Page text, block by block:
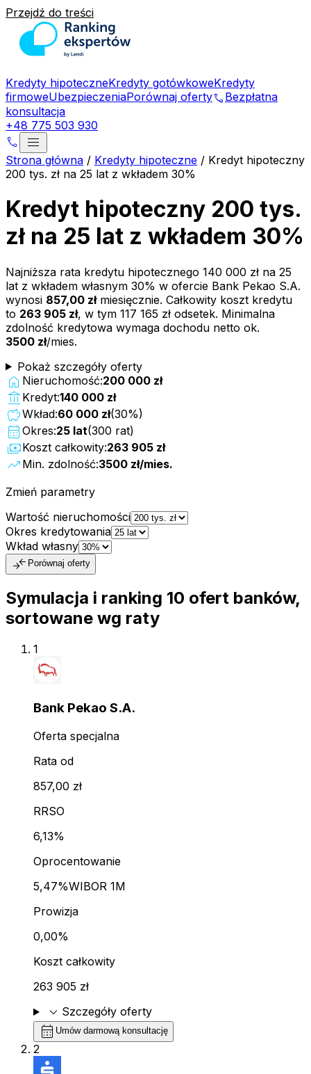
Przejdź do treści
Kredyty hipoteczneKredyty gotówkoweKredyty
firmoweUbezpieczeniaPorównaj ofertyphone Bezpłatna
konsultacja
+48 775 503 930
phone menu
Strona główna / Kredyty hipoteczne / Kredyt hipoteczny
200 tys. zł na 25 lat z wkładem 30%
Kredyt hipoteczny 200 tys.
zł na 25 lat z wkładem 30%
Najniższa rata kredytu hipotecznego 140 000 zł na 25
lat z wkładem własnym 30% w ofercie Bank Pekao S.A.
wynosi 857,00 złmiesięcznie. Całkowity koszt kredytu
to 263 905 zł, w tym 117 165 zł odsetek. Minimalna
zdolność kredytowa wymaga dochodu netto ok.
3500 zł/mies.
Pokaż szczegóły oferty
home Nieruchomość:200 000 zł
account_balance Kredyt:140 000 zł
savingsWkład:60 000 zł(30%)
calendar_month Okres:25 lat(300 rat)
paymentsKoszt całkowity:263 905 zł
trending_up Min. zdolność:3500 zł/mies.
Zmień parametry
Wartość nieruchomości
Okres kredytowania
Wkład własny
compare_arrows Porównaj oferty
Symulacja i ranking 10 ofert banków,
sortowane wg raty
1
Bank Pekao S.A.
Oferta specjalna
Rata od
857,00 zł
RRSO
6,13%
Oprocentowanie
5,47%WIBOR 1M
Prowizja
0,00%
Koszt całkowity
263 905 zł
expand_more Szczegóły oferty
calendar_month Umów darmową konsultację
2